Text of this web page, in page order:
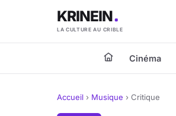
KRINEIN
LA CULTURE AU CRIBLE
Cinéma
Accueil › Musique › Critique